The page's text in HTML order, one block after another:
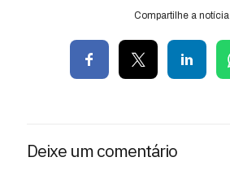
Compartilhe a notícia
Deixe um comentário